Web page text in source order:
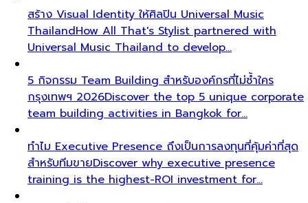
สร้าง Visual Identity ให้ศิลปิน Universal Music
ThailandHow All That's Stylist partnered with
Universal Music Thailand to develop…
5 กิจกรรม Team Building สำหรับองค์กรที่ไม่ซ้ำใคร
กรุงเทพฯ 2026Discover the top 5 unique corporate
team building activities in Bangkok for…
ทำไม Executive Presence ถึงเป็นการลงทุนที่คุ้มค่าที่สุด
สำหรับทีมขายDiscover why executive presence
training is the highest-ROI investment for…